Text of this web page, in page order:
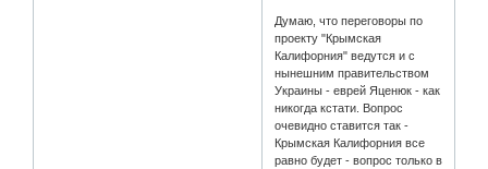
Думаю, что переговоры по
проекту "Крымская
Калифорния" ведутся и с
нынешним правительством
Украины - еврей Яценюк - как
никогда кстати. Вопрос
очевидно ставится так -
Крымская Калифорния все
равно будет - вопрос только в